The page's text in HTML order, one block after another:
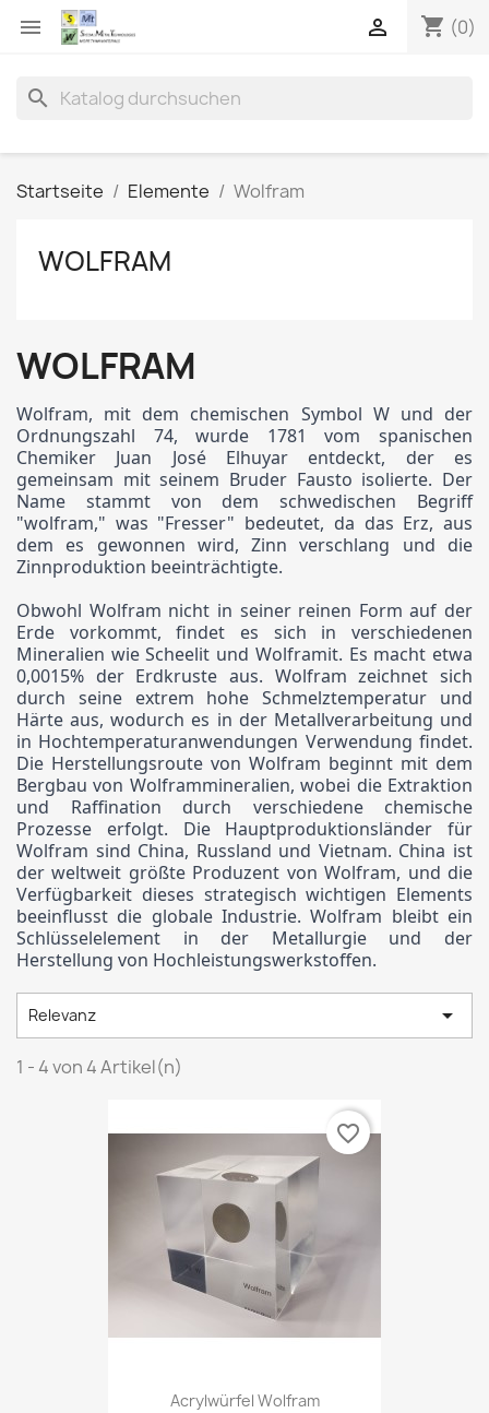
 shopping_cart (0)

search
Startseite Elemente Wolfram
WOLFRAM
WOLFRAM
Wolfram, mit dem chemischen Symbol W und der
Ordnungszahl 74, wurde 1781 vom spanischen
Chemiker Juan José Elhuyar entdeckt, der es
gemeinsam mit seinem Bruder Fausto isolierte. Der
Name stammt von dem schwedischen Begriff
"wolfram," was "Fresser" bedeutet, da das Erz, aus
dem es gewonnen wird, Zinn verschlang und die
Zinnproduktion beeinträchtigte.
Obwohl Wolfram nicht in seiner reinen Form auf der
Erde vorkommt, findet es sich in verschiedenen
Mineralien wie Scheelit und Wolframit. Es macht etwa
0,0015% der Erdkruste aus. Wolfram zeichnet sich
durch seine extrem hohe Schmelztemperatur und
Härte aus, wodurch es in der Metallverarbeitung und
in Hochtemperaturanwendungen Verwendung findet.
Die Herstellungsroute von Wolfram beginnt mit dem
Bergbau von Wolframmineralien, wobei die Extraktion
und Raffination durch verschiedene chemische
Prozesse erfolgt. Die Hauptproduktionsländer für
Wolfram sind China, Russland und Vietnam. China ist
der weltweit größte Produzent von Wolfram, und die
Verfügbarkeit dieses strategisch wichtigen Elements
beeinflusst die globale Industrie. Wolfram bleibt ein
Schlüsselelement in der Metallurgie und der
Herstellung von Hochleistungswerkstoffen.
Relevanz 
1 - 4 von 4 Artikel(n)
Acrylwürfel Wolfram
favorite_border